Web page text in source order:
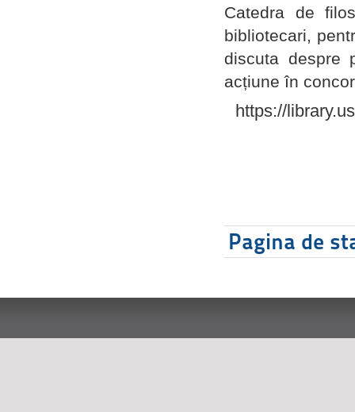
Catedra de
bibliotecari,
discuta despre
acțiune în
https://
Pagina de